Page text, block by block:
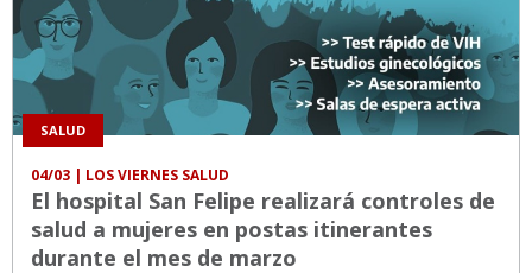
SALUD
04/03 | LOS VIERNES SALUD
El hospital San Felipe realizará controles de
salud a mujeres en postas itinerantes
durante el mes de marzo